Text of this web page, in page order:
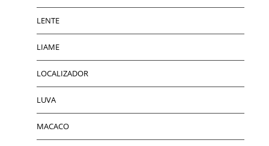
LENTE
LIAME
LOCALIZADOR
LUVA
MACACO